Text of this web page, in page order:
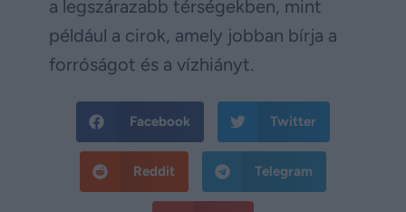
a legszárazabb térségekben, mint
például a cirok, amely jobban bírja a
forróságot és a vízhiányt.
Facebook Twitter
Reddit Telegram